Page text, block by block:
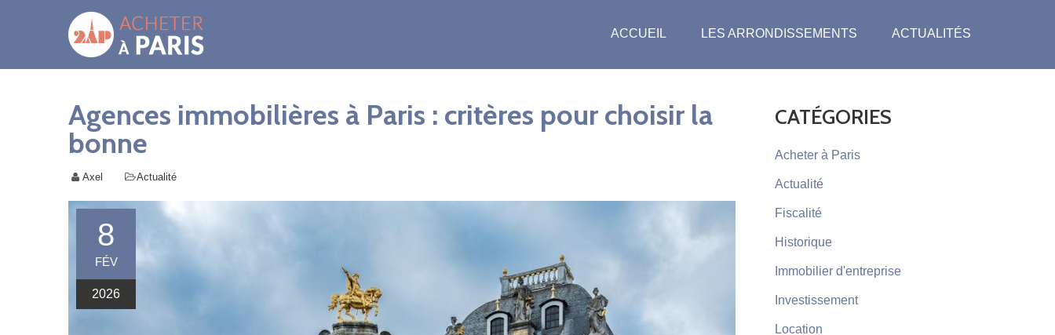
ACCUEIL LES ARRONDISSEMENTS ACTUALITÉS
Agences immobilières à Paris : critères pour choisir la
bonne
Axel Actualité
8
FÉV
2026
CATÉGORIES
Acheter à Paris
Actualité
Fiscalité
Historique
Immobilier d'entreprise
Investissement
Location